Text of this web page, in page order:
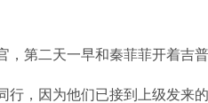
第二天一早和秦菲菲开着吉普
，因为他们已接到上级发来